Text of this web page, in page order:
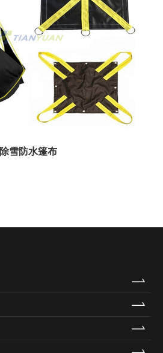
除雪防水篷布